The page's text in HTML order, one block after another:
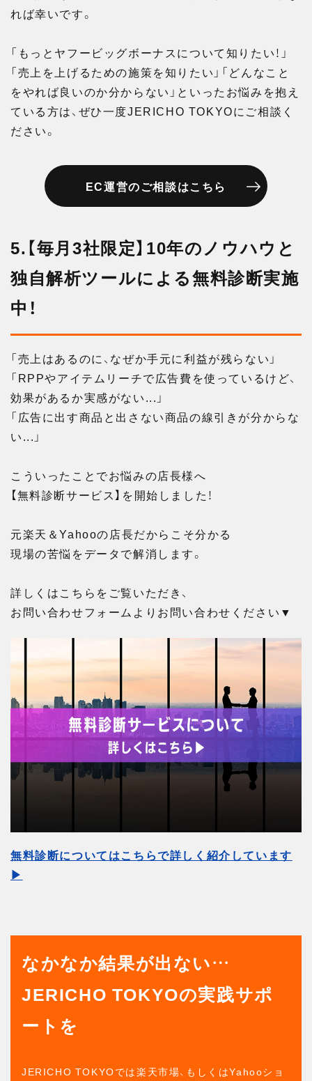
れば幸いです。
「もっとヤフービッグボーナスについて知りたい！」
「売上を上げるための施策を知りたい」「どんなこと
をやれば良いのか分からない」といったお悩みを抱え
ている方は、ぜひ一度JERICHO TOKYOにご相談く
ださい。
EC運営のご相談はこちら
5.【毎月3社限定】10年のノウハウと
独自解析ツールによる無料診断実施
中！
「売上はあるのに、なぜか手元に利益が残らない」
「RPPやアイテムリーチで広告費を使っているけど、
効果があるか実感がない...」
「広告に出す商品と出さない商品の線引きが分からな
い...」
こういったことでお悩みの店長様へ
【無料診断サービス】を開始しました！
元楽天＆Yahooの店長だからこそ分かる
現場の苦悩をデータで解消します。
詳しくはこちらをご覧いただき、
お問い合わせフォームよりお問い合わせください▼
無料診断についてはこちらで詳しく紹介しています
▶︎
なかなか結果が出ない…
JERICHO TOKYOの実践サポ
ートを
JERICHO TOKYOでは楽天市場、もしくはYahooショ